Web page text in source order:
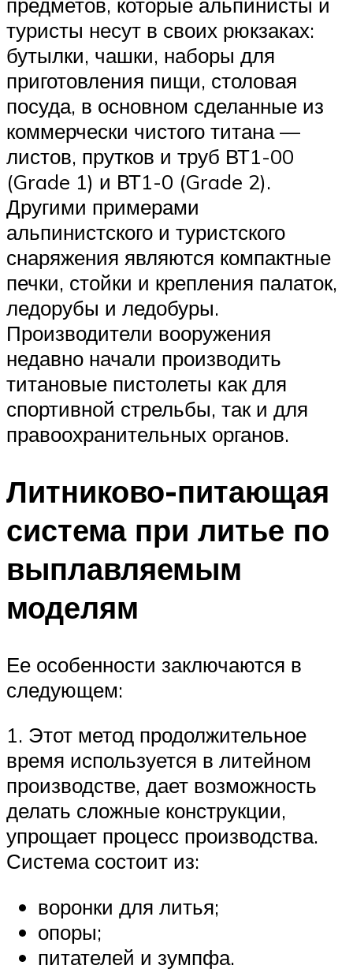
туристы несут в своих рюкзаках:
бутылки, чашки, наборы для
приготовления пищи, столовая
посуда, в основном сделанные из
коммерчески чистого титана —
листов, прутков и труб ВТ1-00
(Grade 1) и ВТ1-0 (Grade 2).
Другими примерами
альпинистского и туристского
снаряжения являются компактные
печки, стойки и крепления палаток,
ледорубы и ледобуры.
Производители вооружения
недавно начали производить
титановые пистолеты как для
спортивной стрельбы, так и для
правоохранительных органов.
Литниково-питающая
система при литье по
выплавляемым
моделям
Ее особенности заключаются в
следующем:
1. Этот метод продолжительное
время используется в литейном
производстве, дает возможность
делать сложные конструкции,
упрощает процесс производства.
Система состоит из:
воронки для литья;
опоры;
питателей и зумпфа.